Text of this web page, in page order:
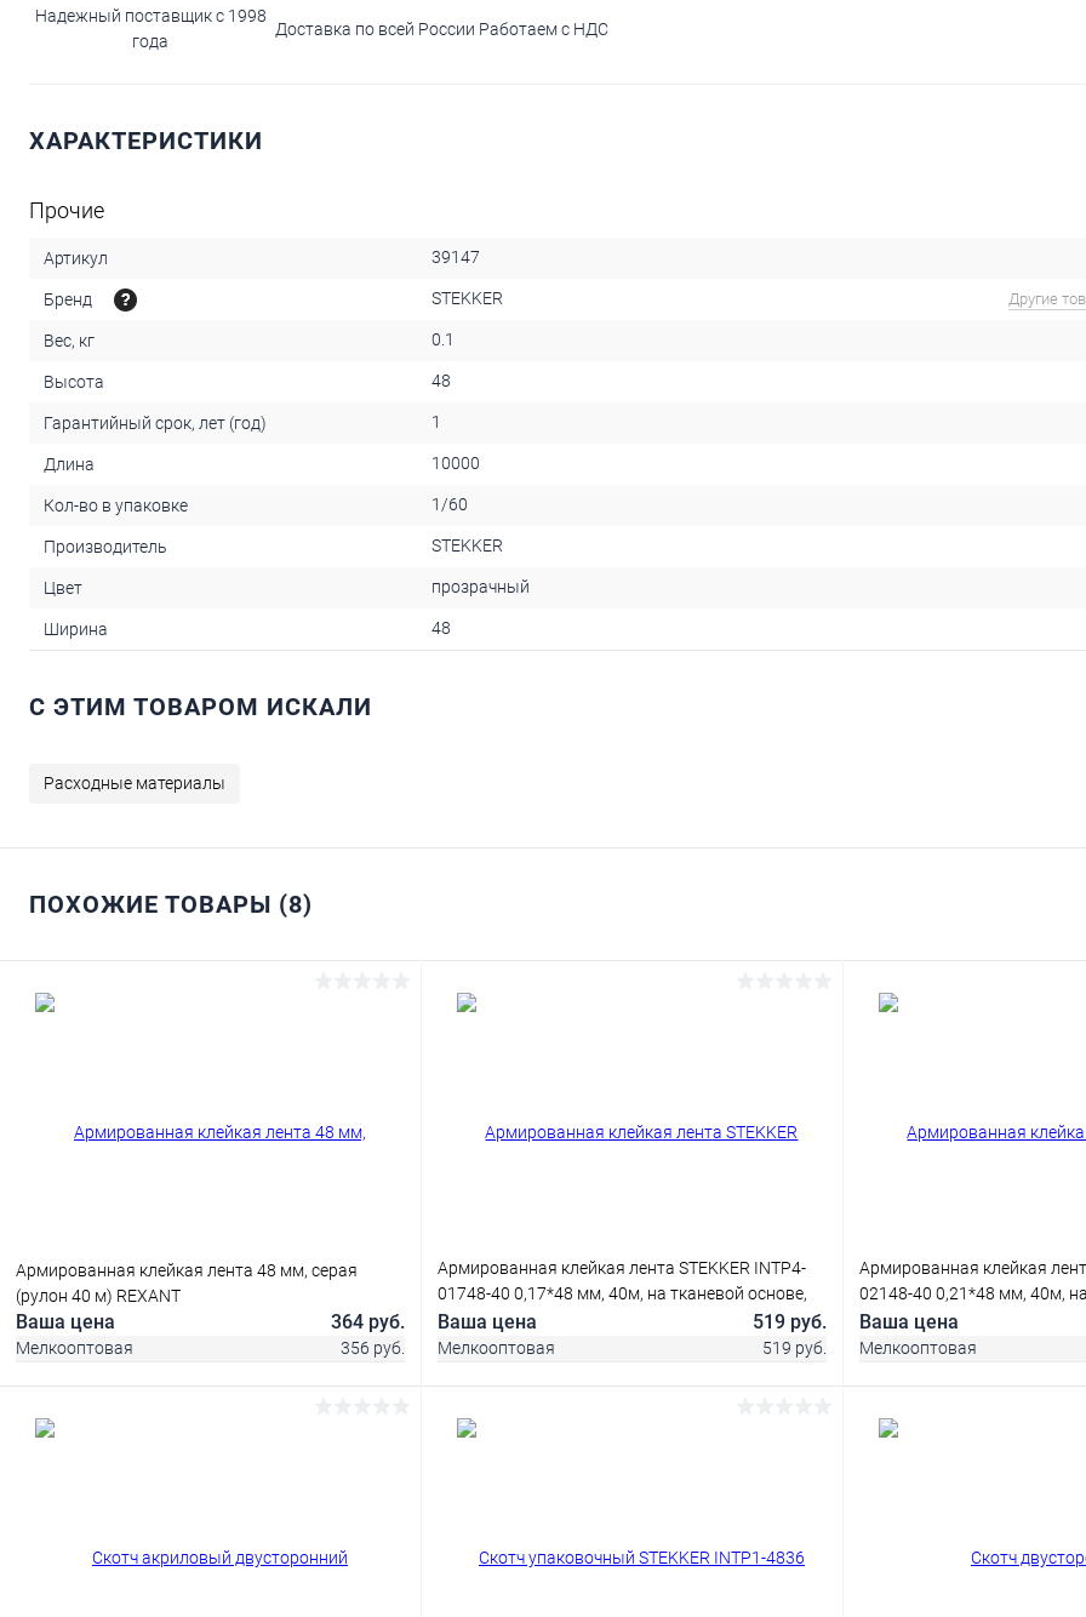
Надежный поставщик с 1998
года
Доставка по всей России Работаем с НДС
ХАРАКТЕРИСТИКИ
Прочие
Артикул 39147
Бренд STEKKER Другие
Вес, кг 0.1
Высота 48
Гарантийный срок, лет (год) 1
Длина 10000
Кол-во в упаковке 1/60
Производитель STEKKER
Цвет прозрачный
Ширина 48
C ЭТИМ ТОВАРОМ ИСКАЛИ
Расходные материалы
ПОХОЖИЕ ТОВАРЫ (8)
Армированная клейкая лента 48 мм, серая
(рулон 40 м) REXANT
Ваша цена 364 руб.
Мелкооптовая 356 руб.
Армированная клейкая лента STEKKER INTP4-
01748-40 0,17*48 мм, 40м, на тканевой основе,
черный
Ваша цена 519 руб.
Мелкооптовая 519 руб.
Армированная клейкая
02148-40 0,21*48 мм, 40м,
черный
Ваша цена
Мелкооптовая